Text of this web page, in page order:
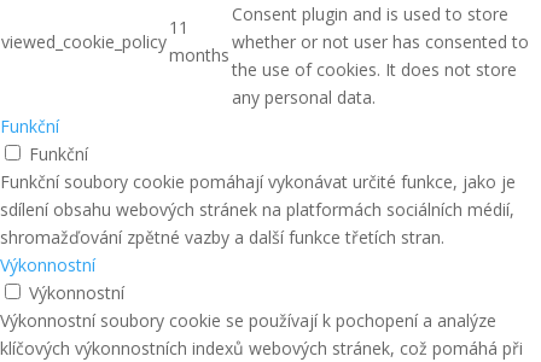
viewed_cookie_policy
11
months
Consent plugin and is used to store
whether or not user has consented to
the use of cookies. It does not store
any personal data.
Funkční
Funkční
Funkční soubory cookie pomáhají vykonávat určité funkce, jako je
sdílení obsahu webových stránek na platformách sociálních médií,
shromažďování zpětné vazby a další funkce třetích stran.
Výkonnostní
Výkonnostní
Výkonnostní soubory cookie se používají k pochopení a analýze
klíčových výkonnostních indexů webových stránek, což pomáhá při